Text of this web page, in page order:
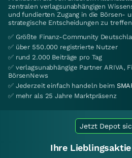
zentralen verlagsunabhängigen
und fundierten Zugang in die Börsen-
strategische Entscheidungen zu
✅ Größte Finanz-Community
✅ über 550.000 registrierte Nutzer
✅ rund 2.000 Beiträge pro Tag
✅ verlagsunabhängige Partner ARIVA,
BörsenNews
✅ Jederzeit einfach handeln beim
✅ mehr als 25 Jahre Marktpräsenz
Jetzt Depot
Ihre